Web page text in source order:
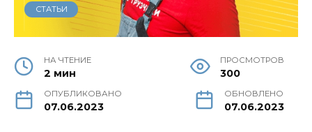
СТАТЬИ
НА ЧТЕНИЕ
2 мин
ПРОСМОТРОВ
300
ОПУБЛИКОВАНО
07.06.2023
ОБНОВЛЕНО
07.06.2023